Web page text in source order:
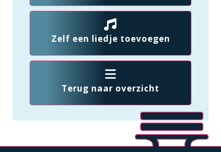
Zelf een liedje toevoegen
Terug naar overzicht